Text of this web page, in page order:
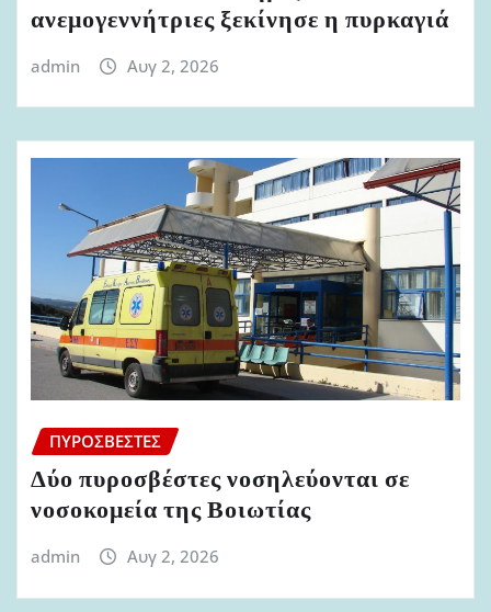
ανεμογεννήτριες ξεκίνησε η πυρκαγιά
admin Αυγ 2, 2026
ΠΥΡΟΣΒΈΣΤΕΣ
Δύο πυροσβέστες νοσηλεύονται σε
νοσοκομεία της Βοιωτίας
admin Αυγ 2, 2026